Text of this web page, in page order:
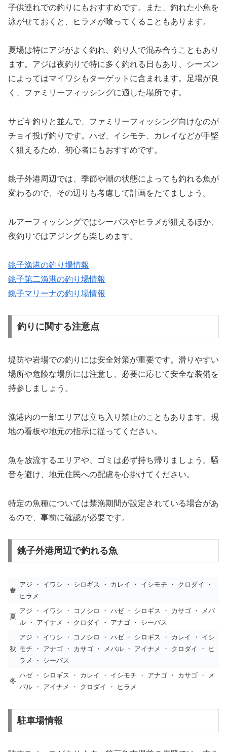
子供連れでの釣りにもおすすめです。また、釣れた小魚を
泳がせておくと、ヒラメが喰ってくることもあります。
夏場は特にアジがよく釣れ、釣り人で混み合うこともあり
ます。アジは夜釣りで特に多く釣れる日もあり、シーズン
によってはマイワシもターゲットに含まれます。足場が良
く、ファミリーフィッシングに適した場所です。
サビキ釣りと並んで、ファミリーフィッシング向けなのが
チョイ投げ釣りです。ハゼ、イシモチ、カレイなどが手堅
く狙えるため、初心者にもおすすめです。
銚子外港周辺では、季節や潮の状態によっても釣れる魚が
変わるので、その辺りも考慮して計画をたてましょう。
ルアーフィッシングではシーバスやヒラメが狙えるほか、
夜釣りではアジングも楽しめます。
銚子漁港の釣り場情報
銚子第二漁港の釣り場情報
銚子マリーナの釣り場情報
釣りに関する注意点
堤防や岩場での釣りには安全対策が重要です。滑りやすい
場所や危険な場所には注意し、必要に応じて安全な装備を
持参しましょう。
漁港内の一部エリアは立ち入り禁止のこともあります。現
地の看板や地元の指示に従ってください。
魚を放流するエリアや、ゴミは必ず持ち帰りましょう。騒
音を避け、地元住民への配慮を心掛けてください。
特定の魚種については禁漁期間が設定されている場合があ
るので、事前に確認が必要です。
銚子外港周辺で釣れる魚
春
アジ ・ イワシ ・ シロギス ・ カレイ ・ イシモチ ・ クロダイ ・
ヒラメ
夏
アジ ・ イワシ ・ コノシロ ・ ハゼ ・ シロギス ・ カサゴ ・ メバ
ル ・ アイナメ ・ クロダイ ・ アナゴ ・ シーバス
秋
アジ ・ イワシ ・ コノシロ ・ ハゼ ・ シロギス ・ カレイ ・ イシ
モチ ・ アナゴ ・ カサゴ ・ メバル ・ アイナメ ・ クロダイ ・ ヒ
ラメ ・ シーバス
冬
ハゼ ・ シロギス ・ カレイ ・ イシモチ ・ アナゴ ・ カサゴ ・ メ
バル ・ アイナメ ・ クロダイ ・ ヒラメ
駐車場情報